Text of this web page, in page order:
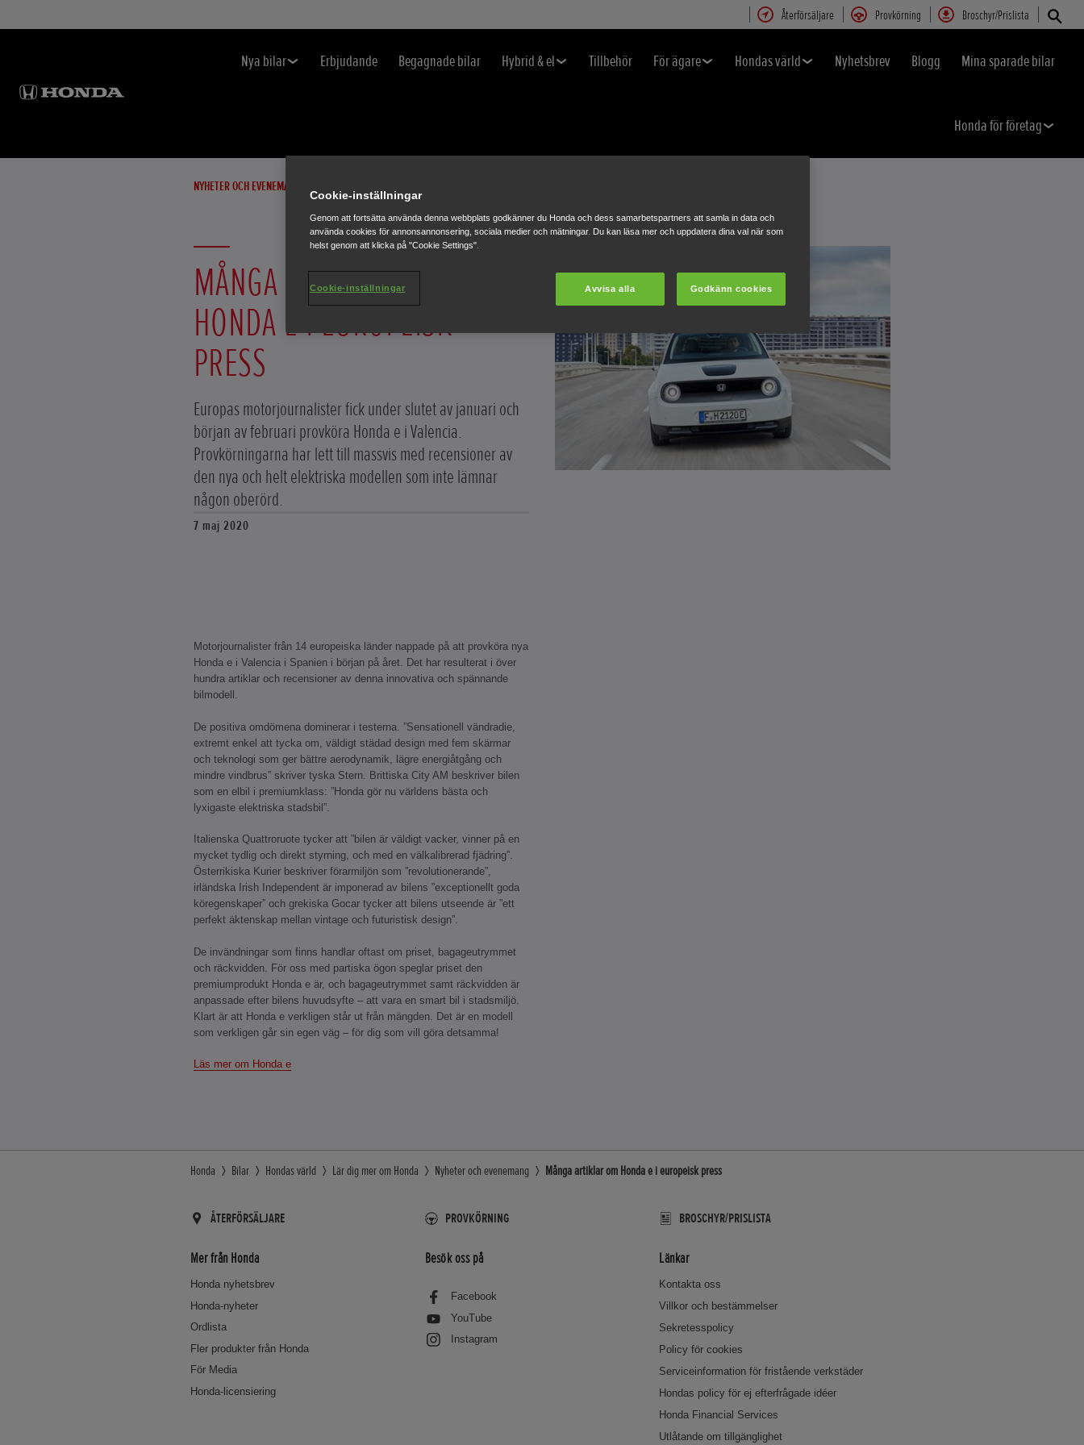
Återförsäljare Provkörning Broschyr/Prislista
Nya bilar Erbjudande Begagnade bilar Hybrid & el Tillbehör För ägare Hondas värld Nyhetsbrev Blogg Mina sparade bilar
Honda för företag
NYHETER OCH EVENEMANG
MÅNGA ARTIKLAR OM
HONDA E I EUROPEISK
PRESS
Europas motorjournalister fick under slutet av januari och
början av februari provköra Honda e i Valencia.
Provkörningarna har lett till massvis med recensioner av
den nya och helt elektriska modellen som inte lämnar
någon oberörd.
7 maj 2020
Motorjournalister från 14 europeiska länder nappade på att provköra nya
Honda e i Valencia i Spanien i början på året. Det har resulterat i över
hundra artiklar och recensioner av denna innovativa och spännande
bilmodell.
De positiva omdömena dominerar i testerna. ”Sensationell vändradie,
extremt enkel att tycka om, väldigt städad design med fem skärmar
och teknologi som ger bättre aerodynamik, lägre energiåtgång och
mindre vindbrus” skriver tyska Stern. Brittiska City AM beskriver bilen
som en elbil i premiumklass: ”Honda gör nu världens bästa och
lyxigaste elektriska stadsbil”.
Italienska Quattroruote tycker att ”bilen är väldigt vacker, vinner på en
mycket tydlig och direkt styrning, och med en välkalibrerad fjädring”.
Österrikiska Kurier beskriver förarmiljön som ”revolutionerande”,
irländska Irish Independent är imponerad av bilens ”exceptionellt goda
köregenskaper” och grekiska Gocar tycker att bilens utseende är ”ett
perfekt äktenskap mellan vintage och futuristisk design”.
De invändningar som finns handlar oftast om priset, bagageutrymmet
och räckvidden. För oss med partiska ögon speglar priset den
premiumprodukt Honda e är, och bagageutrymmet samt räckvidden är
anpassade efter bilens huvudsyfte – att vara en smart bil i stadsmiljö.
Klart är att Honda e verkligen står ut från mängden. Det är en modell
som verkligen går sin egen väg – för dig som vill göra detsamma!
Läs mer om Honda e
Honda Bilar Hondas värld Lär dig mer om Honda Nyheter och evenemang Många artiklar om Honda e i europeisk press
ÅTERFÖRSÄLJARE PROVKÖRNING BROSCHYR/PRISLISTA
Mer från Honda
Honda nyhetsbrev
Honda-nyheter
Ordlista
Fler produkter från Honda
För Media
Honda-licensiering
Besök oss på
Facebook
YouTube
Instagram
Länkar
Kontakta oss
Villkor och bestämmelser
Sekretesspolicy
Policy för cookies
Serviceinformation för fristående verkstäder
Hondas policy för ej efterfrågade idéer
Honda Financial Services
Utlåtande om tillgänglighet
Cookie-inställningar
Genom att fortsätta använda denna webbplats godkänner du Honda och dess samarbetspartners att samla in data och
använda cookies för annonsannonsering, sociala medier och mätningar. Du kan läsa mer och uppdatera dina val när som
helst genom att klicka på "Cookie Settings".
Avvisa alla Godkänn cookies
Cookie-inställningar